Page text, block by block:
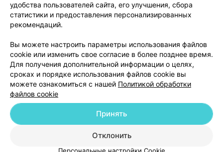
Написать руководителю 103.by
Обработка персональных данных
© 2026 ООО «Артокс Лаб», УНП 191700409
| 220012, Республика Беларусь,
Служба поддержки +375 291212755
удобства пользователей сайта, его улучшения, сбора
статистики и предоставления персонализированных
рекомендаций.
Вы можете настроить параметры использования файлов
cookie или изменить свое согласие в более позднее время.
Для получения дополнительной информации о целях,
сроках и порядке использования файлов cookie вы
можете ознакомиться с нашей Политикой обработки
файлов cookie
Отклонить
Принять